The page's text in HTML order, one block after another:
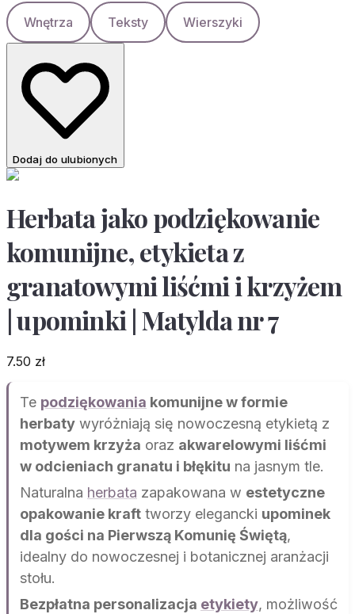
Wnętrza Teksty Wierszyki
Dodaj do ulubionych
Herbata jako podziękowanie
komunijne, etykieta z
granatowymi liśćmi i krzyżem
| upominki | Matylda nr 7
7.50 zł
Te podziękowania komunijne w formie
herbaty wyróżniają się nowoczesną etykietą z
motywem krzyża oraz akwarelowymi liśćmi
w odcieniach granatu i błękitu na jasnym tle.
Naturalna herbata zapakowana w estetyczne
opakowanie kraft tworzy elegancki upominek
dla gości na Pierwszą Komunię Świętą,
idealny do nowoczesnej i botanicznej aranżacji
stołu.
Bezpłatna personalizacja etykiety, możliwość